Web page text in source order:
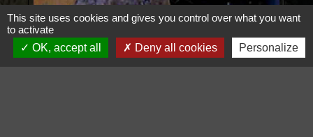
This site uses cookies and gives you control over what you want
to activate
OK, accept all
Deny all cookies Personalize